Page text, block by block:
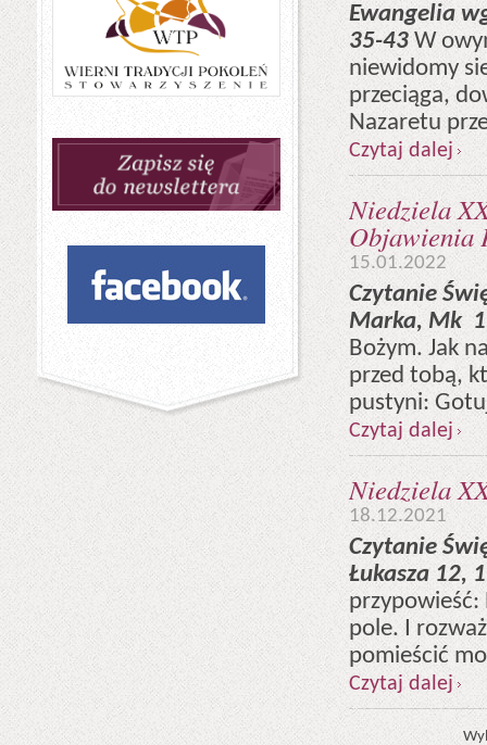
Ewangelia
35-43 W
niewidomy
przeciąga,
Nazaretu
Czytaj dalej
Niedziela
Objawienia
15.01.2022
Czytanie
Marka, Mk
Bożym. Jak
przed tobą,
pustyni:
Czytaj dalej
Niedziela
18.12.2021
Czytanie
Łukasza 12,
przypowieść:
pole. I
pomieścić
Czytaj dalej